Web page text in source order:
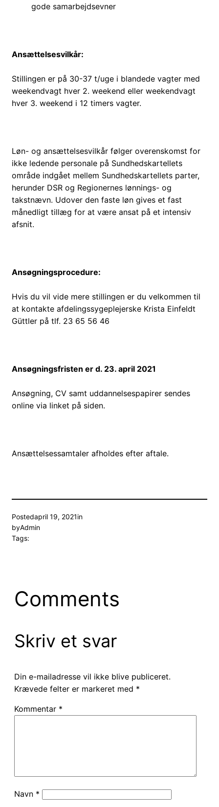
gode samarbejdsevner
Ansættelsesvilkår:
Stillingen er på 30-37 t/uge i blandede vagter med
weekendvagt hver 2. weekend eller weekendvagt
hver 3. weekend i 12 timers vagter.
Løn- og ansættelsesvilkår følger overenskomst for
ikke ledende personale på Sundhedskartellets
område indgået mellem Sundhedskartellets parter,
herunder DSR og Regionernes lønnings- og
takstnævn. Udover den faste løn gives et fast
månedligt tillæg for at være ansat på et intensiv
afsnit.
Ansøgningsprocedure:
Hvis du vil vide mere stillingen er du velkommen til
at kontakte afdelingssygeplejerske Krista Einfeldt
Güttler på tlf. 23 65 56 46
Ansøgningsfristen er d. 23. april 2021
Ansøgning, CV samt uddannelsespapirer sendes
online via linket på siden.
Ansættelsessamtaler afholdes efter aftale.
Postedapril 19, 2021in
byAdmin
Tags:
Comments
Skriv et svar
Din e-mailadresse vil ikke blive publiceret.
Krævede felter er markeret med *
Kommentar *
Navn *